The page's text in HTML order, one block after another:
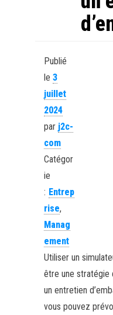
Publié
le 3
juillet
2024
par j2c-
com
Catégor
ie
: Entrep
rise,
Manag
ement
Utiliser un
être une stratégie
un entretien
vous pouvez